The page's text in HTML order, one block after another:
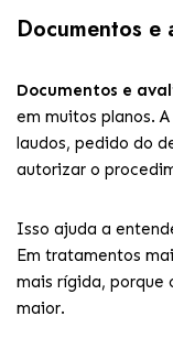
Documentos e
Documentos e
em muitos planos.
laudos, pedido do
autorizar o
Isso ajuda a
Em tratamentos
mais rígida, porque
maior.